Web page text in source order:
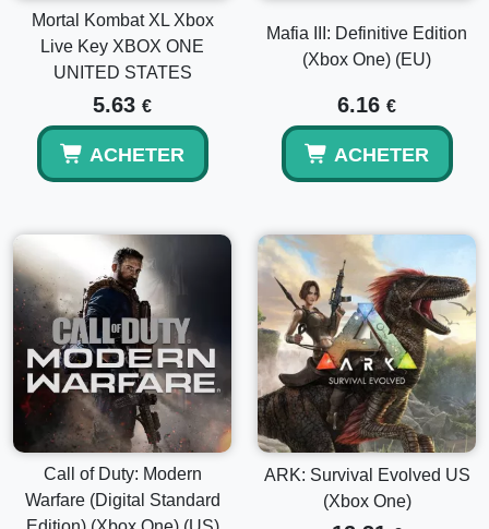
Mortal Kombat XL Xbox
Live Key XBOX ONE
UNITED STATES
5.63 €
ACHETER
Mafia III: Definitive Edition
(Xbox One) (EU)
6.16 €
ACHETER
Call of Duty: Modern
Warfare (Digital Standard
ARK: Survival Evolved US
(Xbox One)